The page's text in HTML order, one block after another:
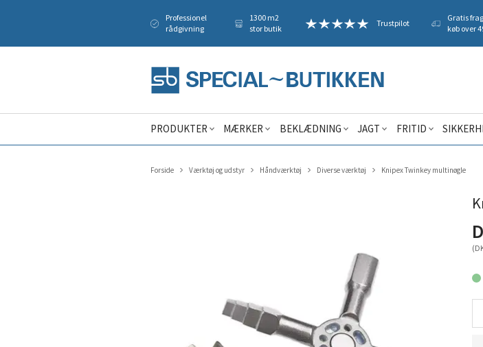
Professionel
rådgivning
1300 m2
stor butik
Trustpilot
Gratis
køb over
PRODUKTER MÆRKER BEKLÆDNING JAGT FRITID
Forside Værktøj og udstyr Håndværktøj Diverse værktøj Knipex Twinkey multinøgle